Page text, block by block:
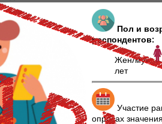
Пол и
респондентов:
Жен/муж
лет
Участие
опросах